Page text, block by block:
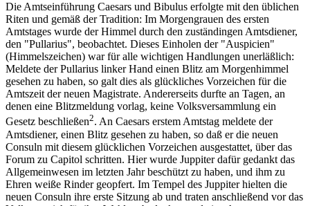
Die Amtseinführung Caesars und Bibulus erfolgte mit den üblichen
Riten und gemäß der Tradition: Im Morgengrauen des ersten
Amtstages wurde der Himmel durch den zuständingen Amtsdiener,
den "Pullarius", beobachtet. Dieses Einholen der "Auspicien"
(Himmelszeichen) war für alle wichtigen Handlungen unerläßlich:
Meldete der Pullarius linker Hand einen Blitz am Morgenhimmel
gesehen zu haben, so galt dies als glückliches Vorzeichen für die
Amtszeit der neuen Magistrate. Andererseits durfte an Tagen, an
denen eine Blitzmeldung vorlag, keine Volksversammlung ein
Gesetz beschließen2. An Caesars erstem Amtstag meldete der
Amtsdiener, einen Blitz gesehen zu haben, so daß er die neuen
Consuln mit diesem glücklichen Vorzeichen ausgestattet, über das
Forum zu Capitol schritten. Hier wurde Juppiter dafür gedankt das
Allgemeinwesen im letzten Jahr beschützt zu haben, und ihm zu
Ehren weiße Rinder geopfert. Im Tempel des Juppiter hielten die
neuen Consuln ihre erste Sitzung ab und traten anschließend vor das